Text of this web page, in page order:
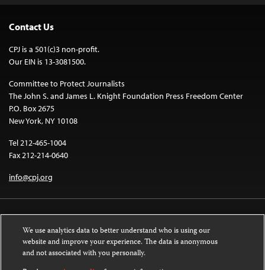
Contact Us
CPJ is a 501(c)3 non-profit.
Our EIN is 13-3081500.
Committee to Protect Journalists
The John S. and James L. Knight Foundation Press Freedom Center
P.O. Box 2675
New York, NY 10108
Tel 212-465-1004
Fax 212-214-0640
info@cpj.org
Except where noted, text on this website is licensed under a
We use analytics data to better understand who is using our
website and improve your experience. The data is anonymous
and not associated with you personally.